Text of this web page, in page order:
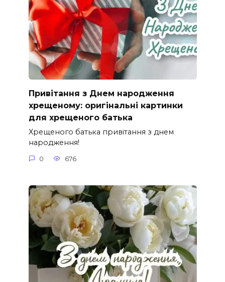
Привітання з Днем народження
хрещеному: оригінальні картинки
для хрещеного батька
Хрещеного батька привітання з днем
народження!
0 676